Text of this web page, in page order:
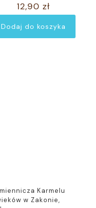
12,90 zł
Dodaj do koszyka
Karmelu
w Zakonie,